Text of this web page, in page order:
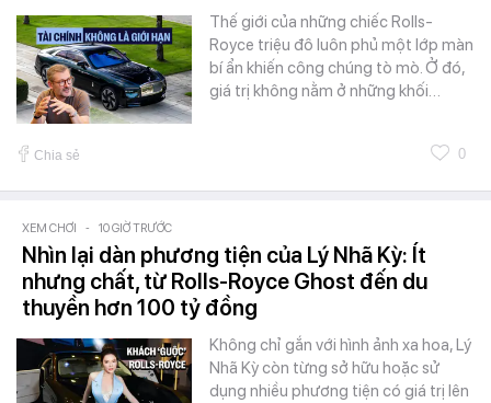
Thế giới của những chiếc Rolls-
Royce triệu đô luôn phủ một lớp màn
bí ẩn khiến công chúng tò mò. Ở đó,
giá trị không nằm ở những khối…
Chia sẻ 0
XEM CHƠI - 10 GIỜ TRƯỚC
Nhìn lại dàn phương tiện của Lý Nhã Kỳ: Ít
nhưng chất, từ Rolls-Royce Ghost đến du
thuyền hơn 100 tỷ đồng
Không chỉ gắn với hình ảnh xa hoa, Lý
Nhã Kỳ còn từng sở hữu hoặc sử
dụng nhiều phương tiện có giá trị lên